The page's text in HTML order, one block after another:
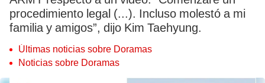
procedimiento legal (...). Incluso molestó a mi
familia y amigos”, dijo Kim Taehyung.
Últimas noticias sobre Doramas
Noticias sobre Doramas